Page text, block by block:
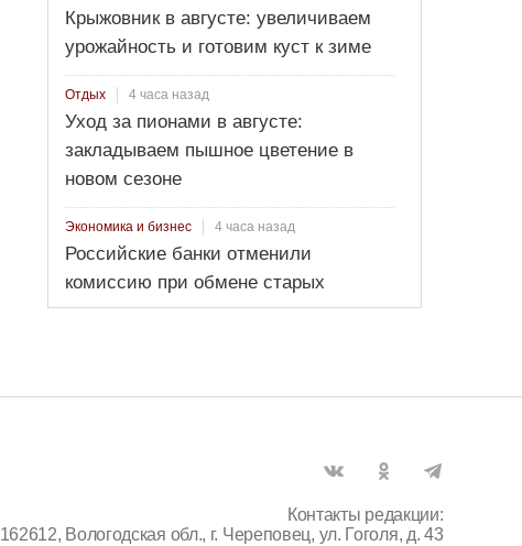
Крыжовник в августе: увеличиваем
урожайность и готовим куст к зиме
Отдых 4 часа назад
Уход за пионами в августе:
закладываем пышное цветение в
новом сезоне
Экономика и бизнес 4 часа назад
Российские банки отменили
комиссию при обмене старых
долларов
Контакты редакции:
162612, Вологодская обл., г. Череповец, ул. Гоголя, д. 43